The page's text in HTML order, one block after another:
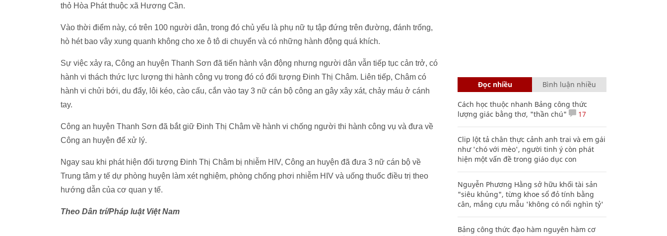
thỏ Hòa Phát thuộc xã Hương Cần.
Vào thời điểm này, có trên 100 người dân, trong đó chủ yếu là phụ nữ tụ tập đứng trên đường, đánh trống,
hò hét bao vây xung quanh không cho xe ô tô di chuyển và có những hành động quá khích.
Sự việc xảy ra, Công an huyện Thanh Sơn đã tiến hành vận động nhưng người dân vẫn tiếp tục cản trở, có
hành vi thách thức lực lượng thi hành công vụ trong đó có đối tượng Đinh Thị Châm. Liên tiếp, Châm có
hành vi chửi bới, du đẩy, lôi kéo, cào cấu, cắn vào tay 3 nữ cán bộ công an gây xây xát, chảy máu ở cánh
tay.
Công an huyện Thanh Sơn đã bắt giữ Đinh Thị Châm về hành vi chống người thi hành công vụ và đưa về
Công an huyện để xử lý.
Ngay sau khi phát hiện đối tượng Đinh Thị Châm bị nhiễm HIV, Công an huyện đã đưa 3 nữ cán bộ về
Trung tâm y tế dự phòng huyện làm xét nghiệm, phòng chống phơi nhiễm HIV và uống thuốc điều trị theo
hướng dẫn của cơ quan y tế.
Theo Dân trí/Pháp luật Việt Nam
Đọc nhiều Bình luận nhiều
Cách học thuộc nhanh Bảng công thức
lượng giác bằng thơ, "thần chú"
17
Clip lột tả chân thực cảnh anh trai và em gái
như 'chó với mèo', người tinh ý còn phát
hiện một vấn đề trong giáo dục con
Nguyễn Phương Hằng sở hữu khối tài sản
"siêu khủng", từng khoe sổ đỏ tính bằng
cân, mắng cựu mẫu 'không có nổi nghìn tỷ'
Bảng công thức đạo hàm nguyên hàm cơ